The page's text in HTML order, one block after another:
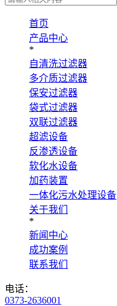
首页
产品中心
*
自清洗过滤器
多介质过滤器
保安过滤器
袋式过滤器
双联过滤器
超滤设备
反渗透设备
软化水设备
加药装置
一体化污水处理设备
关于我们
*
新闻中心
成功案例
联系我们
电话：
0373-2636001